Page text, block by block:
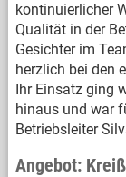
kontinuierlicher
Qualität in der
Gesichter im
herzlich bei den
Ihr Einsatz ging
hinaus und war
Betriebsleiter
Angebot: